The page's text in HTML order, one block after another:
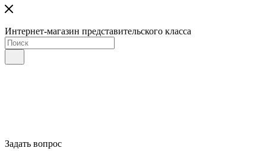
Интернет-магазин представительского класса
Задать вопрос